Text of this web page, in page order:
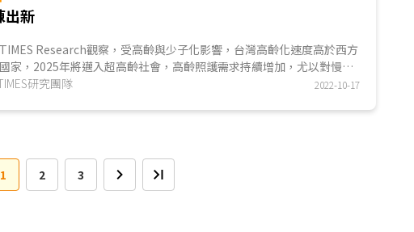
出新
Research觀察，受高齡與少子化影響，台灣高齡化速度高於西方
家，2025年將邁入超高齡社會，高齡照護需求持續增加，尤以對慢性
與居家安全最為...
研究團隊 2022-10-17
1 2 3